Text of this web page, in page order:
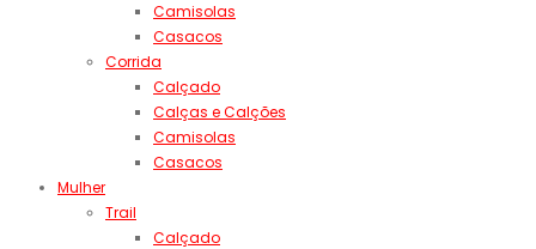
Camisolas
Casacos
Corrida
Calçado
Calças e Calções
Camisolas
Casacos
Mulher
Trail
Calçado